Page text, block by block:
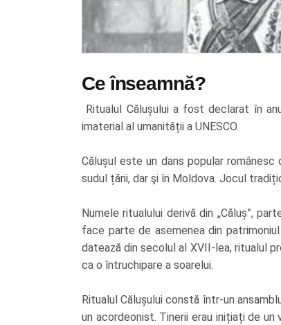
Ce înseamnă?
Ritualul Călușului a fost declarat în
imaterial al umanității a UNESCO.
Călușul este un dans popular
sudul țării, dar şi în Moldova. Jocul
Numele ritualului derivă din „Căluș”,
face parte de asemenea din
datează din secolul al XVII-lea, ritualul
ca o întruchipare a soarelui.
Ritualul Călușului constă într-un
un acordeonist. Tinerii erau inițiați de